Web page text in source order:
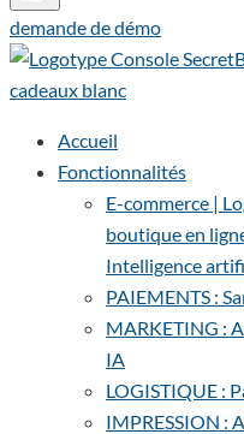
demande de démo
Accueil
Fonctionnalités
E-commerce |
boutique en
Intelligence
PAIEMENTS :
MARKETING :
IA
LOGISTIQUE :
IMPRESSION :